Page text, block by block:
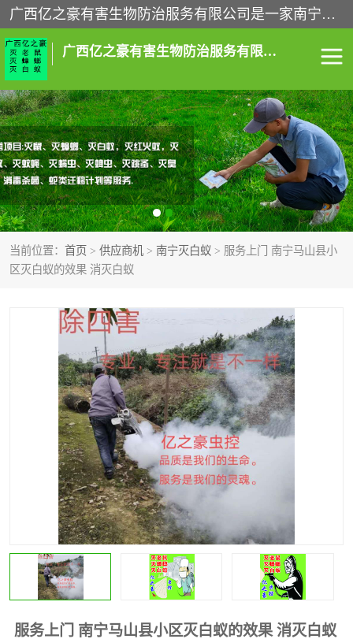
广西亿之豪有害生物防治服务有限公司是一家南宁灭鼠公司、灭蟑螂公司，南宁杀虫公司，南宁除虫公司，南宁灭跳蚤公司，南宁灭白蚁公司，南宁除四害公司,广西亿之豪有害生物防治服务有限公司专业灭蟑螂,除臭虫,其他害虫,服务上门,安全环保,售后保障,一次消杀，竭诚为您服务.
广西亿之豪有害生物防治服务有限公司
当前位置： 首页 > 供应商机 > 南宁灭白蚁 > 服务上门 南宁马山县小
区灭白蚁的效果 消灭白蚁
服务上门 南宁马山县小区灭白蚁的效果 消灭白蚁
南宁灭白蚁 南宁灭老鼠
南宁灭蟑螂 南宁杀虫
南宁除四害 南宁消杀
南宁除虫公司